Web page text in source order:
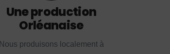
Une production
Orléanaise
Nous produisons localement à